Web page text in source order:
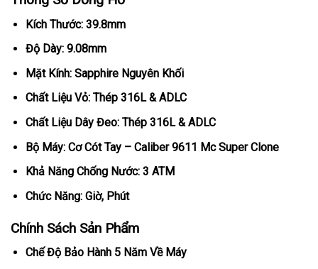
Kích Thước: 39.8mm
Độ Dày: 9.08mm
Mặt Kính: Sapphire Nguyên Khối
Chất Liệu Vỏ: Thép 316L & ADLC
Chất Liệu Dây Đeo: Thép 316L & ADLC
Bộ Máy: Cơ Cót Tay – Caliber 9611 Mc Super Clone
Khả Năng Chống Nước: 3 ATM
Chức Năng: Giờ, Phút
Chính Sách Sản Phẩm
Chế Độ Bảo Hành 5 Năm Về Máy